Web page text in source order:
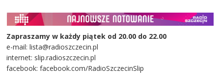
Zapraszamy w każdy piątek od 20.00 do 22.00
e-mail: lista@radioszczecin.pl
internet: slip.radioszczecin.pl
facebook: facebook.com/RadioSzczecinSlip